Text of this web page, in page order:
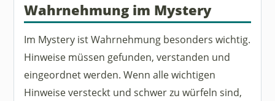
Wahrnehmung im Mystery
Im Mystery ist Wahrnehmung besonders wichtig.
Hinweise müssen gefunden, verstanden und
eingeordnet werden. Wenn alle wichtigen
Hinweise versteckt und schwer zu würfeln sind,